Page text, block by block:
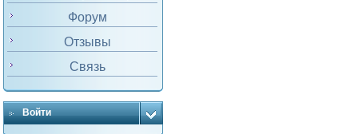
Форум
Отзывы
Связь
Войти